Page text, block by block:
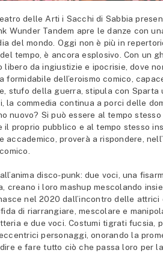
delle Arti i Sacchi di Sabbia
Wunder Tandem apre le danze con
del mondo. Oggi non è più in
tempo, è ancora esplosivo. Con un
da ingiustizie e ipocrisie, dove
formidabile dell’eroismo comico,
stufo della guerra, stipula con Sparta
commedia continua a porci delle
nuovo? Si può essere al tempo
proprio pubblico e al tempo stesso
proverà a rispondere,
disco-punk: due voci, una
creano i loro mashup mescolando
nel 2020 dall’incontro delle attrici
di riarrangiare, mescolare e
e due voci. Costumi tigrati fucsia,
personaggi, onorando la
e fare tutto ciò che passa loro per